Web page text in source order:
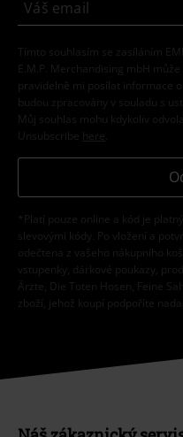
Tímto souhlasím se zasíláním
E.M.P. Merchandising mbH
pravidelně mi posílat informace
budou zpracovány v souladu s
Můj souhlas mohu kdykoliv
Unsubscribe here
*Platí pouze online a kód je
slevovými kódy. Po vložení a
odečtena z vašeho nákupního
vstupenky, dárkové poukazy,
Ärzte, Die Toten Hosen, Feine
zboží, jehož koupí podpoříte